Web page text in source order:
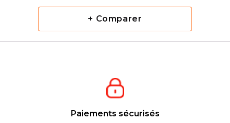
+ Comparer
Paiements sécurisés